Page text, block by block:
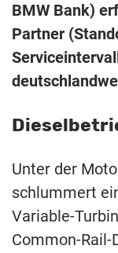
BMW Bank)
Partner
Unter der
schlummert
Variable-
Common-